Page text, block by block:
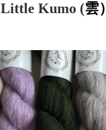
Little Kumo (雲）